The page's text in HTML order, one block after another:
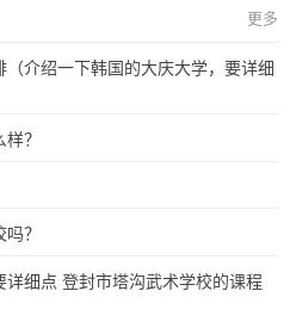
更多
介绍一下韩国的大庆大学，要详细
？
？
细点 登封市塔沟武术学校的课程